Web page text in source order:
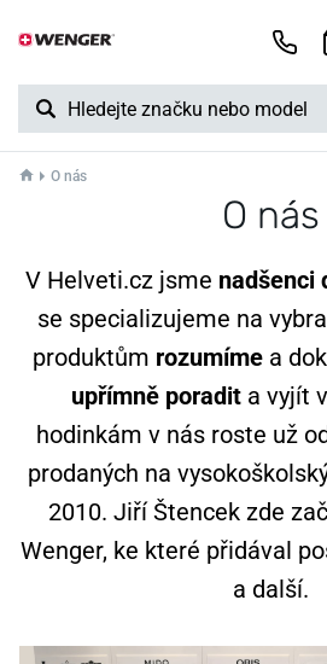
O nás
O nás
V Helveti.cz jsme nadšenci
se specializujeme na
produktům rozumíme a
upřímně poradit a vyjít
hodinkám v nás roste už
prodaných na
2010. Jiří Štencek zde
Wenger, ke které přidával
a další.